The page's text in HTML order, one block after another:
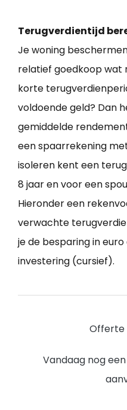
Terugverdientijd
Je woning
relatief goedkoop wat
korte
voldoende geld? Dan
gemiddelde
een spaarrekening
isoleren kent een
8 jaar en voor een
Hieronder een
verwachte
je de besparing in
investering (cursief).
Offerte
Vandaag nog